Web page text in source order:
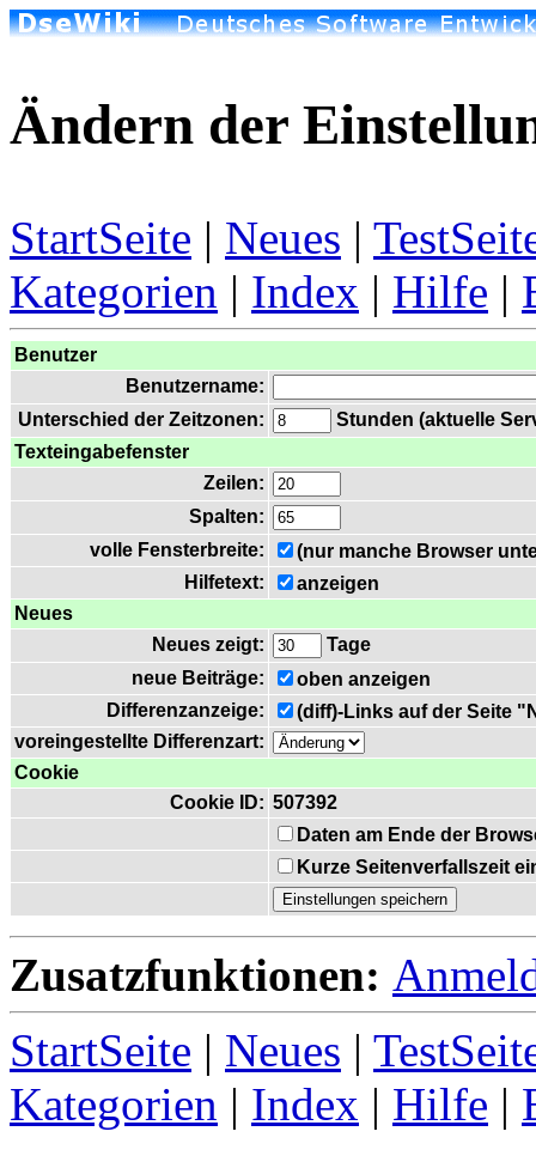
Ändern der
StartSeite | Neues |
Kategorien | Index | Hilfe |
Benutzer
Benutzername:
Unterschied der Zeitzonen:
Stunden (aktuelle
Texteingabefenster
Zeilen:
Spalten:
volle Fensterbreite:
(nur manche Browser
Hilfetext:
anzeigen
Neues
Neues zeigt:
Tage
neue Beiträge:
oben anzeigen
Differenzanzeige:
(diff)-Links auf der Seite
voreingestellte Differenzart:
Cookie
Cookie ID: 507392
Daten am Ende der
Kurze Seitenverfallszeit
Zusatzfunktionen:
StartSeite | Neues |
Kategorien | Index | Hilfe |